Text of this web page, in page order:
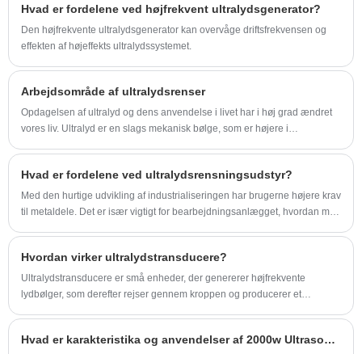
Hvad er fordelene ved højfrekvent ultralydsgenerator?
Den højfrekvente ultralydsgenerator kan overvåge driftsfrekvensen og
effekten af ​​højeffekts ultralydssystemet.
Arbejdsområde af ultralydsrenser
Opdagelsen af ​​ultralyd og dens anvendelse i livet har i høj grad ændret
vores liv. Ultralyd er en slags mekanisk bølge, som er højere i
Hvad er fordelene ved ultralydsrensningsudstyr?
Med den hurtige udvikling af industrialiseringen har brugerne højere krav
til metaldele. Det er især vigtigt for bearbejdningsanlægget, hvordan man
Hvordan virker ultralydstransducere?
Ultralydstransducere er små enheder, der genererer højfrekvente
lydbølger, som derefter rejser gennem kroppen og producerer et
diagnosticere og behandle sygdomme mere præcist og effektivt.
Hvad er karakteristika og anvendelser af 2000w Ultrasonic Generator?